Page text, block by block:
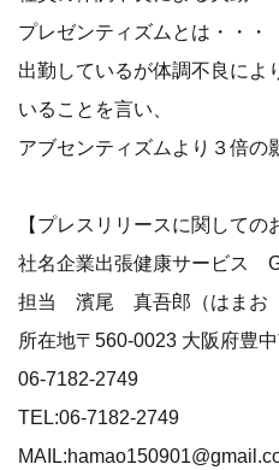
プレゼンティズムとは・・・
出勤しているが体調不良によ
いることを言い、
アブセンティズムより３倍の
【プレスリリースに関しての
社名企業出張健康サービス
担当 濱尾 真吾郎（はまお
所在地〒560-0023 大阪府豊
06-7182-2749
TEL:06-7182-2749